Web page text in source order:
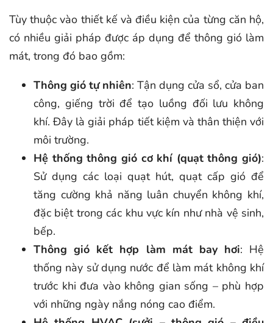
Tùy thuộc vào thiết kế và điều kiện của từng căn hộ,
có nhiều giải pháp được áp dụng để thông gió làm
mát, trong đó bao gồm:
Thông gió tự nhiên: Tận dụng cửa sổ, cửa ban
công, giếng trời để tạo luồng đối lưu không
khí. Đây là giải pháp tiết kiệm và thân thiện với
môi trường.
Hệ thống thông gió cơ khí (quạt thông gió):
Sử dụng các loại quạt hút, quạt cấp gió để
tăng cường khả năng luân chuyển không khí,
đặc biệt trong các khu vực kín như nhà vệ sinh,
bếp.
Thông gió kết hợp làm mát bay hơi: Hệ
thống này sử dụng nước để làm mát không khí
trước khi đưa vào không gian sống – phù hợp
với những ngày nắng nóng cao điểm.